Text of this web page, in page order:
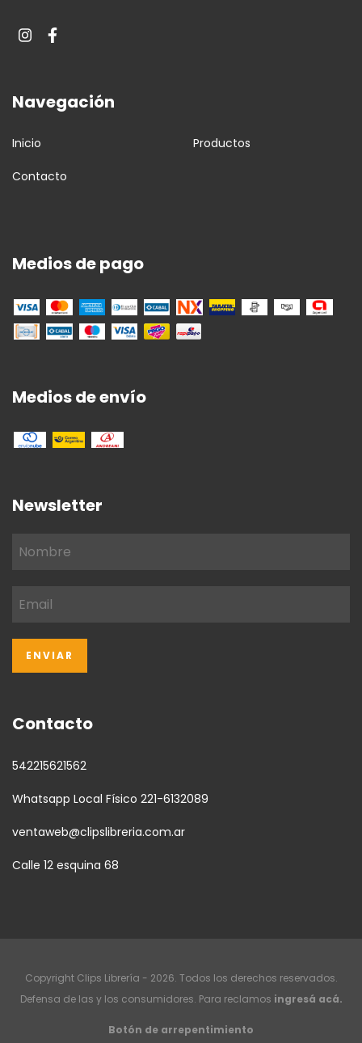
Navegación
Inicio Productos
Contacto
Medios de pago
Medios de envío
Newsletter
Contacto
542215621562
Whatsapp Local Físico 221-6132089
ventaweb@clipslibreria.com.ar
Calle 12 esquina 68
Copyright Clips Librería - 2026. Todos los derechos reservados.
Defensa de las y los consumidores. Para reclamos ingresá acá.
Botón de arrepentimiento